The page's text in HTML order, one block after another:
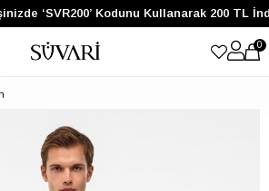
‘SVR200’ Kodunu Kullanarak 200 TL
0